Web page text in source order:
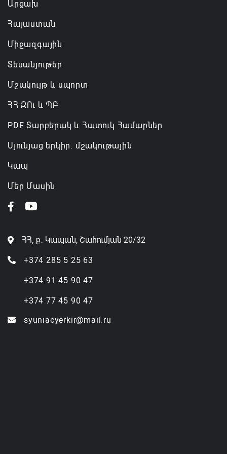
Արցախ
Հայաստան
Միջազգային
Տեսանյութեր
Մշակույթ և սպորտ
ՀՀ ԶՈւ և ՊԲ
PDF Տարբերակ և Հատուկ Համարներ
Սյունյաց երկիր. մշակութային
Կապ
Մեր Մասին
ՀՀ, ք․ Կապան, Շահումյան 20/32
+374 285 5 25 63
+374 91 45 90 47
+374 77 45 90 47
syuniacyerkir@mail.ru